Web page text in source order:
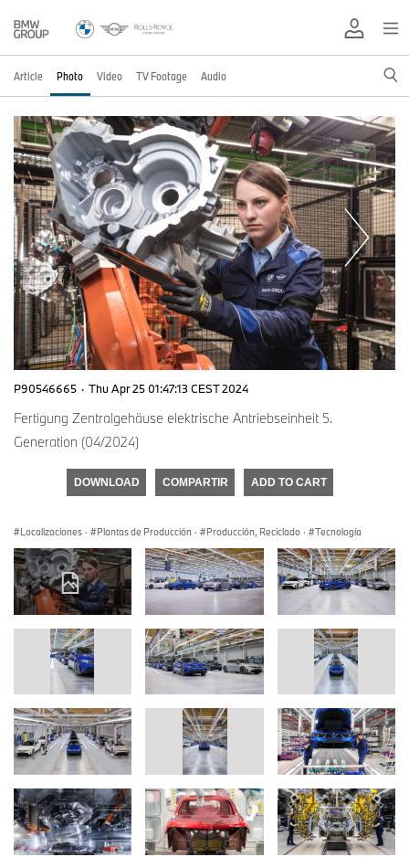
Article Photo Video TV Footage Audio
P90546665 · Thu Apr 25 01:47:13 CEST 2024
Fertigung Zentralgehäuse elektrische Antriebseinheit 5.
Generation (04/2024)
DOWNLOAD COMPARTIR ADD TO CART
Localizaciones · Plantas de Producción · Producción, Reciclado · Tecnología